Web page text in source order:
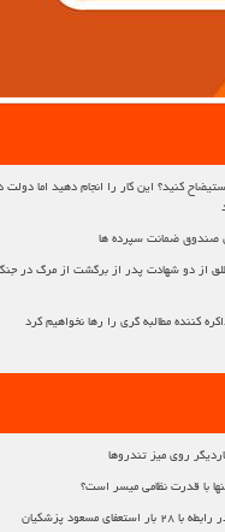
کنید؟ این کار را انجام دهید اما دولت
صندوق ضمانت سپرده ها
از دو شهادت پدر از برگشت از مرگ در جنگ
کننده مطالبه گری را رها نخواهیم کرد
روی میز تندروها
با قدرت نظامی میسر است؟
مسعود پزشکیان